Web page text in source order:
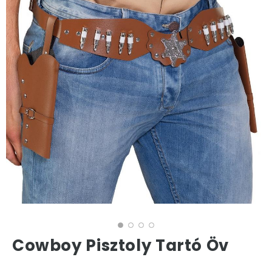
Cowboy Pisztoly Tartó Öv